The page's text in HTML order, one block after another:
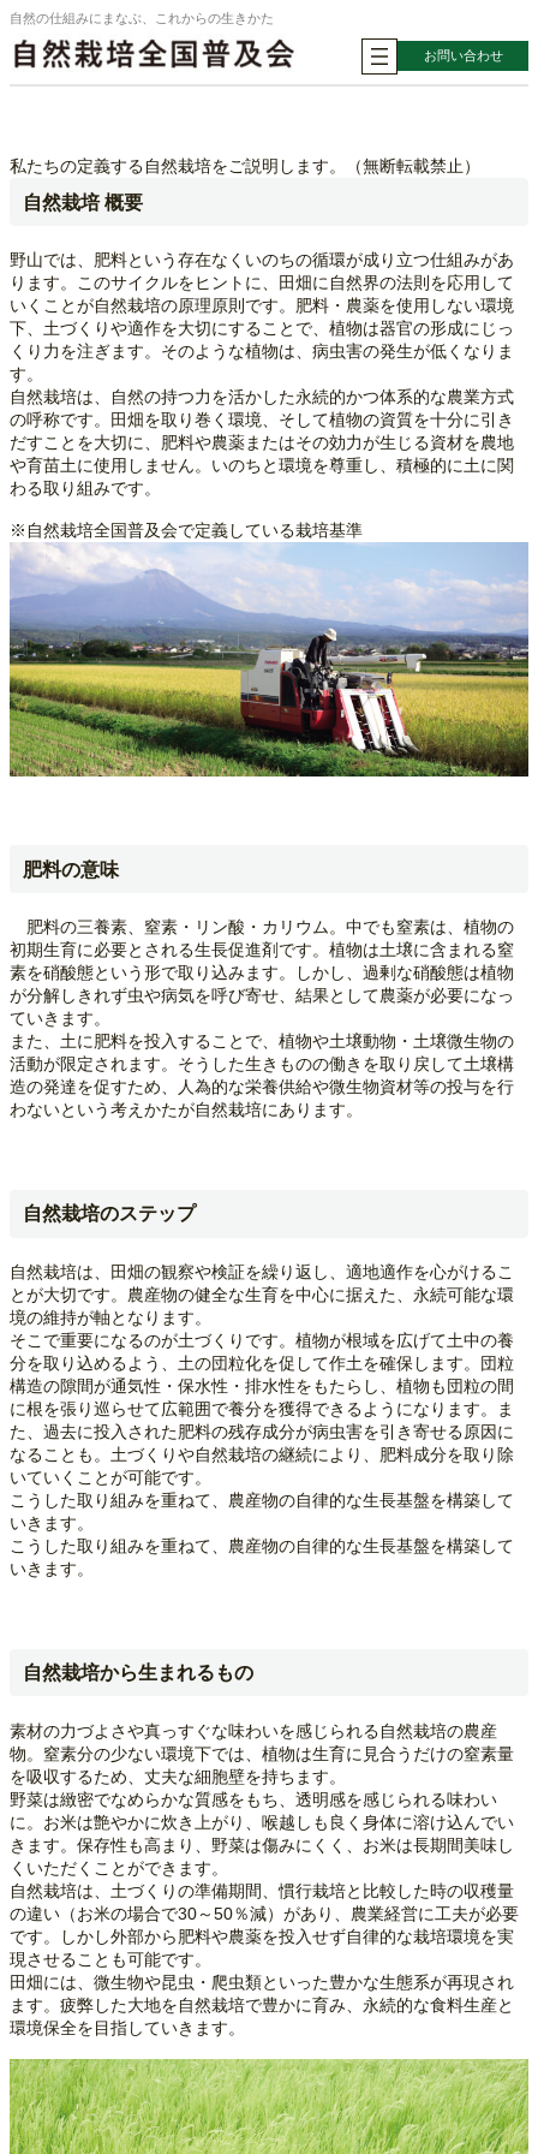
内
容
を
ス
プ
自然の仕組みにまなぶ、これからの生きかた
お問い合わせ
私たちの定義する自然栽培をご説明します。（無断転載禁止）
自然栽培 概要
野山では、肥料という存在なくいのちの循環が成り立つ仕組みがあ
ります。このサイクルをヒントに、田畑に自然界の法則を応用して
いくことが自然栽培の原理原則です。肥料・農薬を使用しない環境
下、土づくりや適作を大切にすることで、植物は器官の形成にじっ
くり力を注ぎます。そのような植物は、病虫害の発生が低くなりま
す。
自然栽培は、自然の持つ力を活かした永続的かつ体系的な農業方式
の呼称です。田畑を取り巻く環境、そして植物の資質を十分に引き
だすことを大切に、肥料や農薬またはその効力が生じる資材を農地
や育苗土に使用しません。いのちと環境を尊重し、積極的に土に関
わる取り組みです。
※自然栽培全国普及会で定義している栽培基準
肥料の意味
肥料の三養素、窒素・リン酸・カリウム。中でも窒素は、植物の
初期生育に必要とされる生長促進剤です。植物は土壌に含まれる窒
素を硝酸態という形で取り込みます。しかし、過剰な硝酸態は植物
が分解しきれず虫や病気を呼び寄せ、結果として農薬が必要になっ
ていきます。
また、土に肥料を投入することで、植物や土壌動物・土壌微生物の
活動が限定されます。そうした生きものの働きを取り戻して土壌構
造の発達を促すため、人為的な栄養供給や微生物資材等の投与を行
わないという考えかたが自然栽培にあります。
自然栽培のステップ
自然栽培は、田畑の観察や検証を繰り返し、適地適作を心がけるこ
とが大切です。農産物の健全な生育を中心に据えた、永続可能な環
境の維持が軸となります。
そこで重要になるのが土づくりです。植物が根域を広げて土中の養
分を取り込めるよう、土の団粒化を促して作土を確保します。団粒
構造の隙間が通気性・保水性・排水性をもたらし、植物も団粒の間
に根を張り巡らせて広範囲で養分を獲得できるようになります。ま
た、過去に投入された肥料の残存成分が病虫害を引き寄せる原因に
なることも。土づくりや自然栽培の継続により、肥料成分を取り除
いていくことが可能です。
こうした取り組みを重ねて、農産物の自律的な生長基盤を構築して
いきます。
こうした取り組みを重ねて、農産物の自律的な生長基盤を構築して
いきます。
自然栽培から生まれるもの
素材の力づよさや真っすぐな味わいを感じられる自然栽培の農産
物。窒素分の少ない環境下では、植物は生育に見合うだけの窒素量
を吸収するため、丈夫な細胞壁を持ちます。
野菜は緻密でなめらかな質感をもち、透明感を感じられる味わい
に。お米は艶やかに炊き上がり、喉越しも良く身体に溶け込んでい
きます。保存性も高まり、野菜は傷みにくく、お米は長期間美味し
くいただくことができます。
自然栽培は、土づくりの準備期間、慣行栽培と比較した時の収穫量
の違い（お米の場合で30～50％減）があり、農業経営に工夫が必要
です。しかし外部から肥料や農薬を投入せず自律的な栽培環境を実
現させることも可能です。
田畑には、微生物や昆虫・爬虫類といった豊かな生態系が再現され
ます。疲弊した大地を自然栽培で豊かに育み、永続的な食料生産と
環境保全を目指していきます。